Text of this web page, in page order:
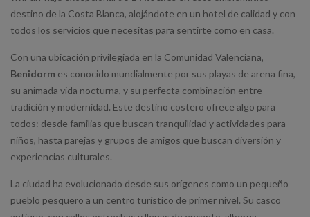
destino de la Costa Blanca, alojándote en un hotel de calidad y con
todos los servicios que necesitas para sentirte como en casa.
Con una ubicación privilegiada en la Comunidad Valenciana,
Benidorm es conocido mundialmente por sus playas de arena fina,
su animada vida nocturna, y su perfecta combinación entre
tradición y modernidad. Este destino costero ofrece algo para
todos: desde familias que buscan tranquilidad y actividades para
niños, hasta parejas y grupos de amigos que buscan diversión y
experiencias culturales.
La ciudad ha evolucionado desde sus orígenes como un pequeño
pueblo pesquero a un centro turístico de primer nivel. Su casco